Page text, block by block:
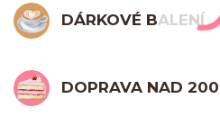
DÁRKOVÉ BALENÍ
DOPRAVA NAD